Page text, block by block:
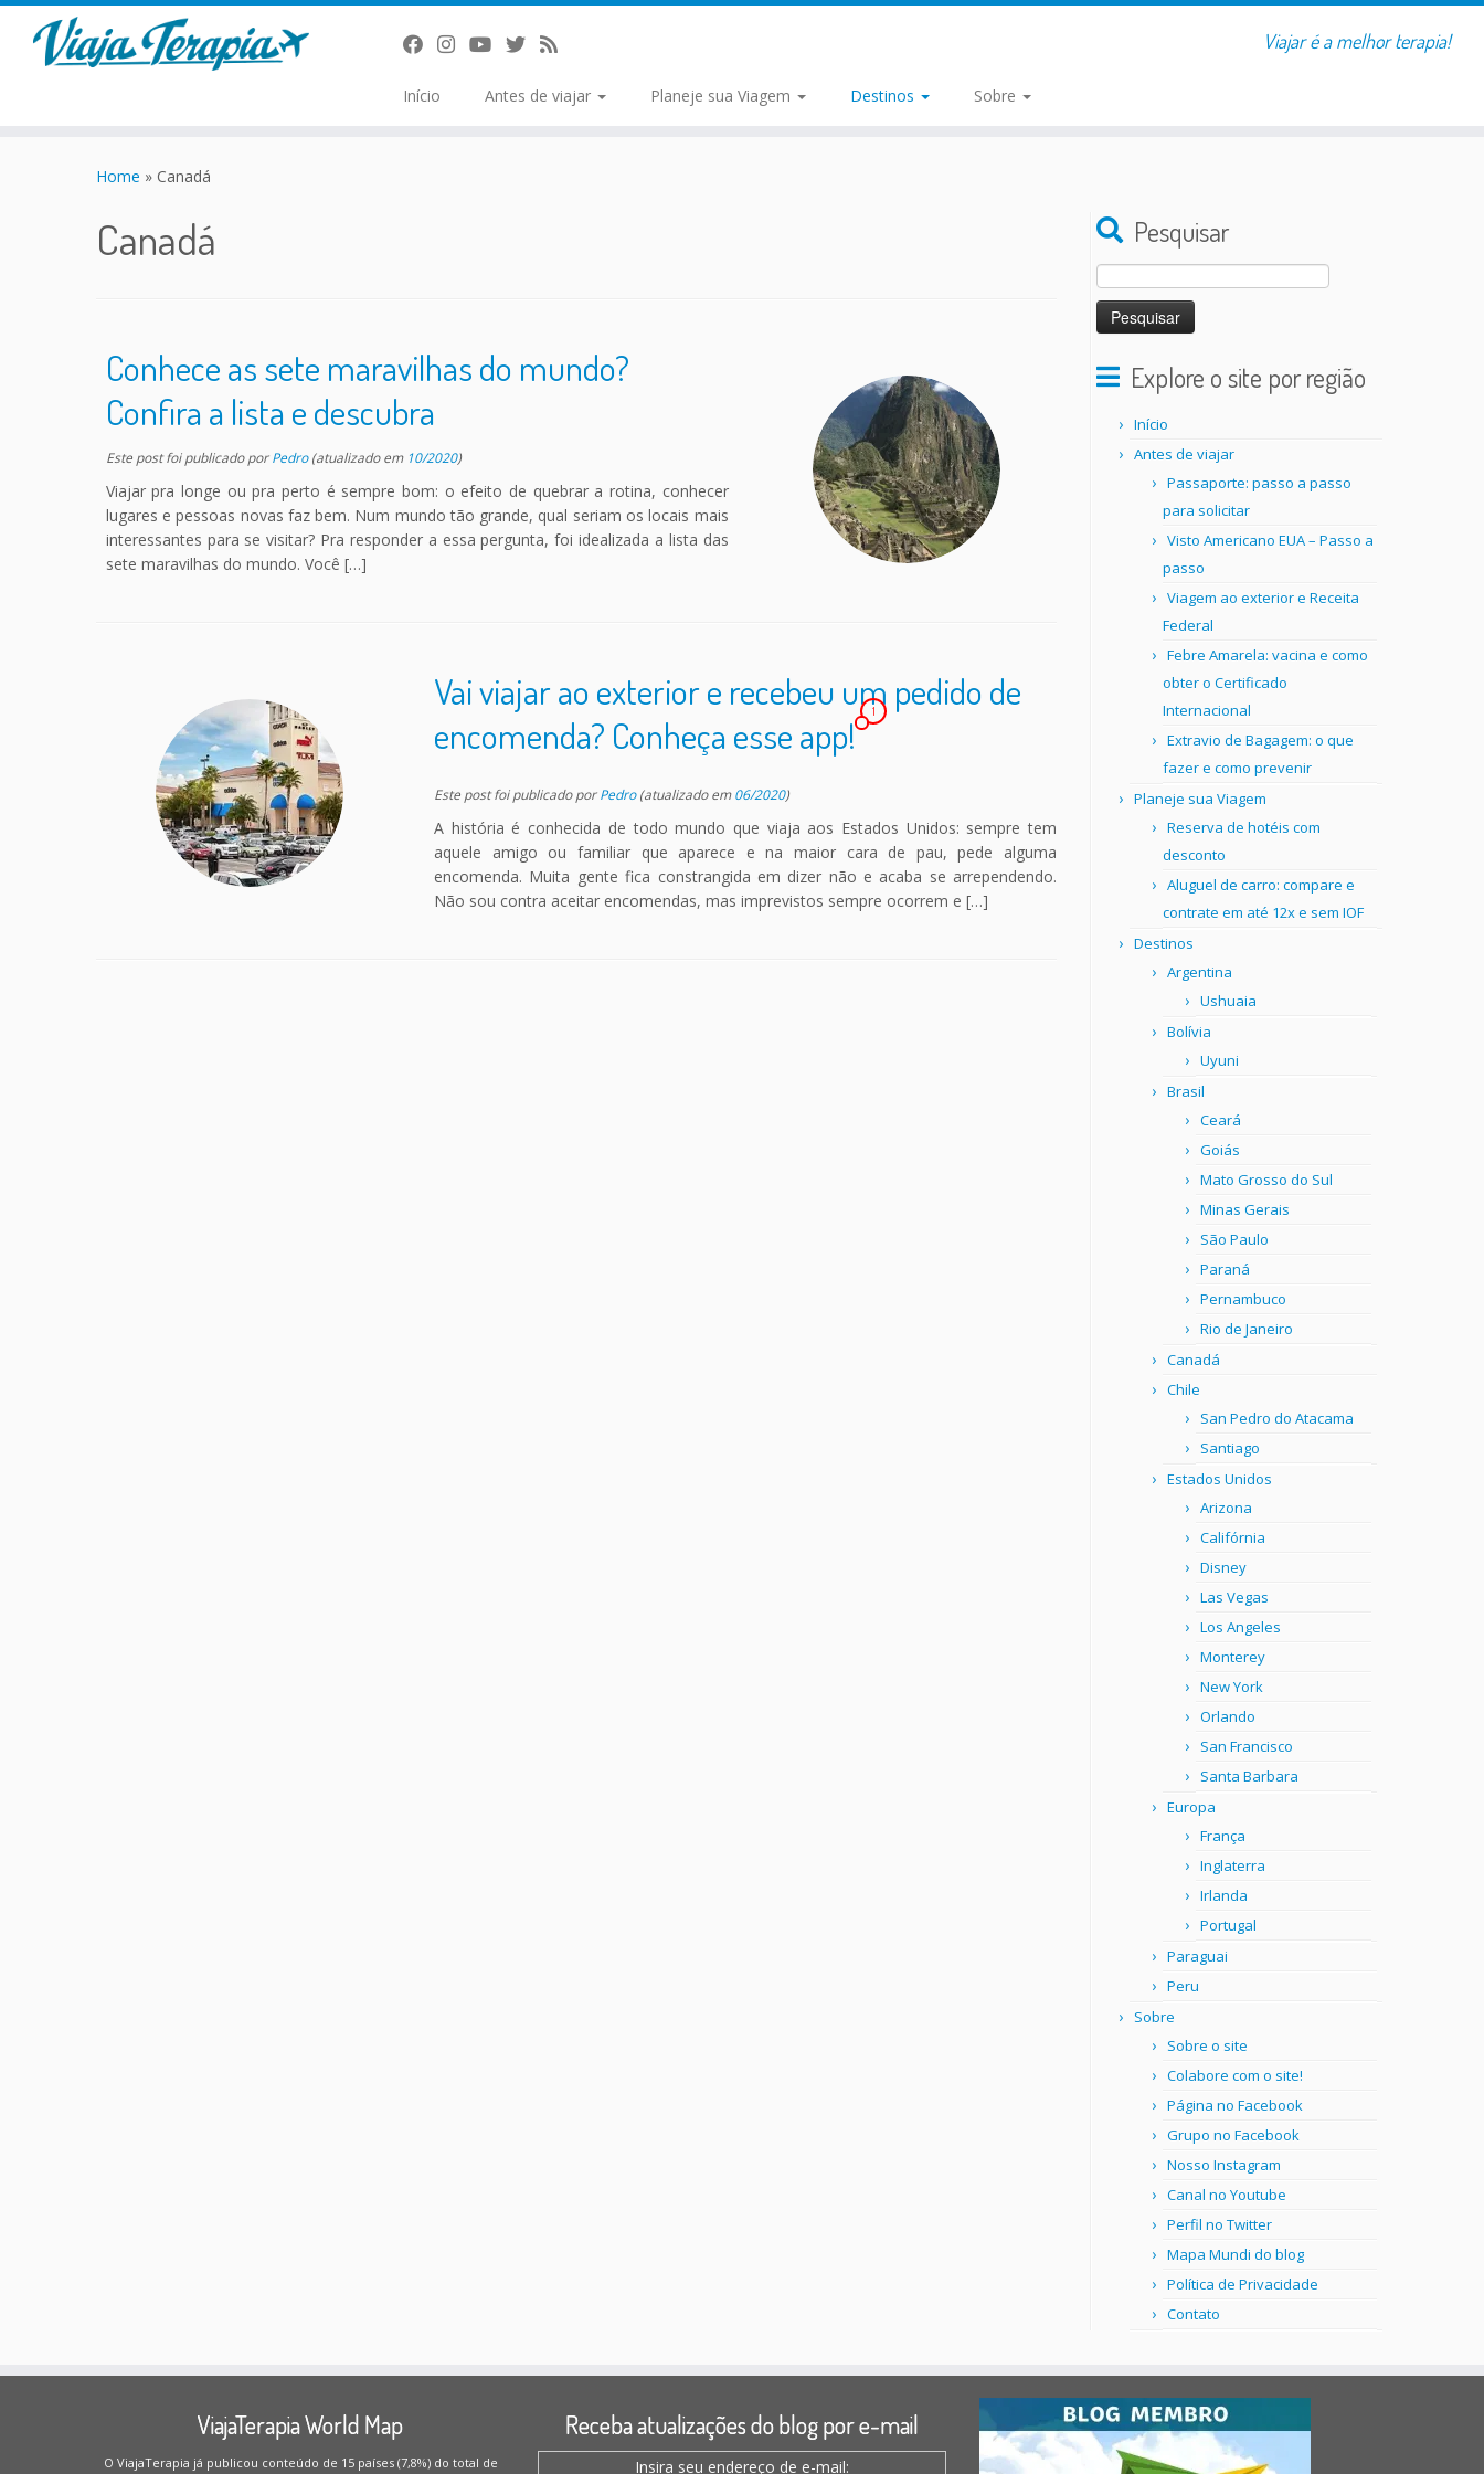
Viajar é a melhor terapia!
Início Antes de viajar Planeje sua Viagem Destinos Sobre
Home » Canadá
Canadá
Conhece as sete maravilhas do mundo?
Confira a lista e descubra
Este post foi publicadoporPedro(atualizado em 10/2020)
Viajar pra longe ou pra perto é sempre bom: o efeito de quebrar a rotina, conhecer
lugares e pessoas novas faz bem. Num mundo tão grande, qual seriam os locais mais
interessantes para se visitar? Pra responder a essa pergunta, foi idealizada a lista das
sete maravilhas do mundo. Você […]
Vai viajar ao exterior e recebeu um pedido de
encomenda? Conheça esse app!
1
Este post foi publicadoporPedro(atualizado em06/2020)
A história é conhecida de todo mundo que viaja aos Estados Unidos: sempre tem
aquele amigo ou familiar que aparece e na maior cara de pau, pede alguma
encomenda. Muita gente fica constrangida em dizer não e acaba se arrependendo.
Não sou contra aceitar encomendas, mas imprevistos sempre ocorrem e […]
Pesquisar
Pesquisar
por:
Explore o site por região
Início
Antes de viajar
Passaporte: passo a passo
para solicitar
Visto Americano EUA – Passo a
passo
Viagem ao exterior e Receita
Federal
Febre Amarela: vacina e como
obter o Certificado
Internacional
Extravio de Bagagem: o que
fazer e como prevenir
Planeje sua Viagem
Reserva de hotéis com
desconto
Aluguel de carro: compare e
contrate em até 12x e sem IOF
Destinos
Argentina
Ushuaia
Bolívia
Uyuni
Brasil
Ceará
Goiás
Mato Grosso do Sul
Minas Gerais
São Paulo
Paraná
Pernambuco
Rio de Janeiro
Canadá
Chile
San Pedro do Atacama
Santiago
Estados Unidos
Arizona
Califórnia
Disney
Las Vegas
Los Angeles
Monterey
New York
Orlando
San Francisco
Santa Barbara
Europa
França
Inglaterra
Irlanda
Portugal
Paraguai
Peru
Sobre
Sobre o site
Colabore com o site!
Página no Facebook
Grupo no Facebook
Nosso Instagram
Canal no Youtube
Perfil no Twitter
Mapa Mundi do blog
Política de Privacidade
Contato
ViajaTerapia World Map
O ViajaTerapia já publicou conteúdo de 15 países (7,8%) do total de
Receba atualizações do blog por e-mail
Insira seu endereço de e-mail: